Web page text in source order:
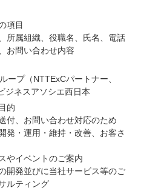
項目
所属組織、役職名、氏名、電話
お問い合わせ内容
ープ（NTTExCパートナー、
ジネスアソシエ西日本
的
付、お問い合わせ対応のため
発・運用・維持・改善、お客さ
やイベントのご案内
開発並びに当社サービス等のご
ルティング